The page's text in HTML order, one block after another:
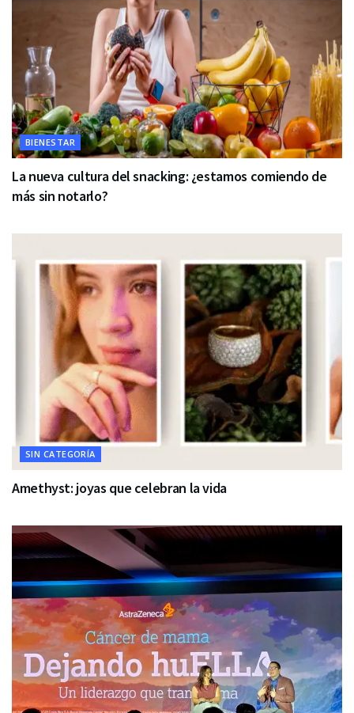
BIENESTAR
La nueva cultura del snacking: ¿estamos comiendo de
más sin notarlo?
SIN CATEGORÍA
Amethyst: joyas que celebran la vida